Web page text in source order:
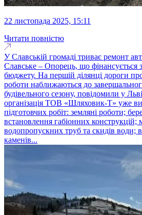
22 листопада 2025, 15:11
Читати повністю
У Славській громаді триває ремонт
Славське – Опорець, що фінансується
бюджету. На першій ділянці дороги
роботи наближаються до
будівельного сезону, повідомили у
організація ТОВ «Шляховик-Т» уже
підготовчих робіт: земляні роботи;
встановлення габіонних конструкцій;
водопропускних труб та скидів води;
каменів...